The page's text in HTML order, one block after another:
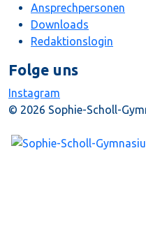
Ansprechpersonen
Downloads
Redaktionslogin
Folge uns
Instagram
© 2026 Sophie-Scholl-